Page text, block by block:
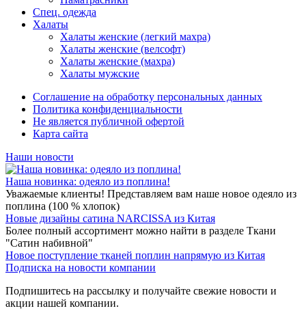
Спец. одежда
Халаты
Халаты женские (легкий махра)
Халаты женские (велсофт)
Халаты женские (махра)
Халаты мужские
Соглашение на обработку персональных данных
Политика конфиденциальности
Не является публичной офертой
Карта сайта
Наши новости
Наша новинка: одеяло из поплина!
Уважаемые клиенты! Представляем вам наше новое одеяло из
поплина (100 % хлопок)
Новые дизайны сатина NARCISSA из Китая
Более полный ассортимент можно найти в разделе Ткани
"Сатин набивной"
Новое поступление тканей поплин напрямую из Китая
Подписка на новости компании
Подпишитесь на рассылку и получайте свежие новости и
акции нашей компании.